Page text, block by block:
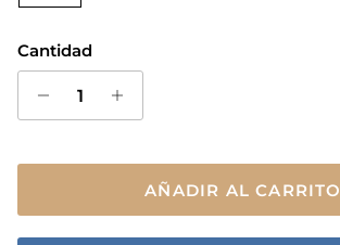
Cantidad
AÑADIR AL CARRITO